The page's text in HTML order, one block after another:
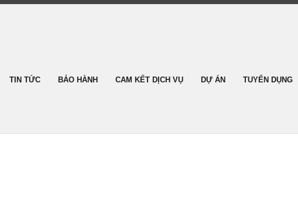
TIN TỨC BẢO HÀNH CAM KẾT DỊCH VỤ DỰ ÁN TUYỂN DỤNG